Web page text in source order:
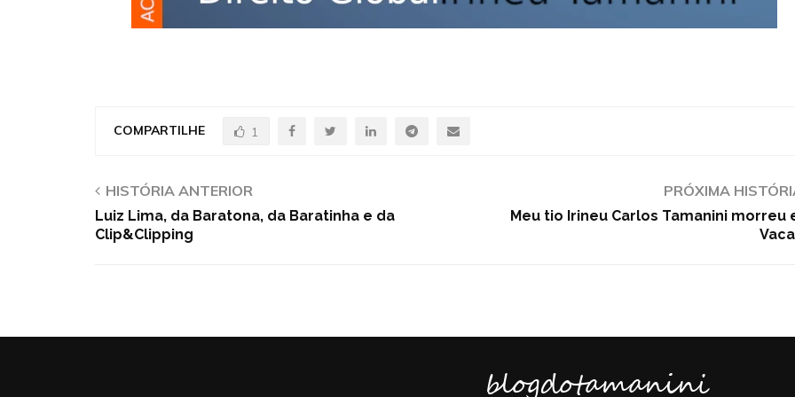
COMPARTILHE 1
HISTÓRIA ANTERIOR
Luiz Lima, da Baratona, da Baratinha e da
Clip&Clipping
PRÓXIMA
Meu tio Irineu Carlos Tamanini morreu
blogdotamanini